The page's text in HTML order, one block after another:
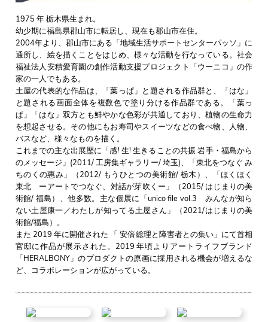
1975 年 栃木県生まれ。
幼少期に福島県郡山市に転居し、現在も郡山市在住。
2004年より、郡山市にある「地域生活サポートセンターパッソ」に
通所し、絵を描くことをはじめ、様々な活動を行なっている。社会
福祉法人安積愛育園の創作活動支援プロジェクト「ウーニコ」の作
家の一人でもある。
土屋の代表的な作品は、「葉っぱ」と題される作品群と、「はな」
と題される画面全体を複数色で塗り分ける作品群である。「葉っ
ぱ」「はな」双方とも鮮やかな色彩が共通しており、植物の生命力
を想起させる。その他にもお寿司やスイーツなどの食べ物、人物、
バスなど、様々なものを描く。
これまでの主な出展歴に「感! 生! 生きることの共振 岩手・福島から
のメッセージ」(2011/ 工房集ギャラリー/ 埼玉)、「東北をつなぐ み
ちのくの惠み」（2012/ もうひとつの美術館/ 栃木）、「ほくほく
東北 ーアートでつなぐ、対話が芽吹くー」（2015/ はじまりの美
術館/ 福島）、他多数。主な個展に「unico file vol.3 みんなが知ら
ない土屋康一／わたしが知ってる土屋さん」（2021/はじまりの美
術館/福島）。
また 2019 年に開催された 「 安倍総理と障害者との集い」にて首相
官邸に作品が展示された。2019 年頃よりアートライフブランド
「HERALBONY」のプロダクトの原画に採用される機会が増えるな
ど、コラボレーションが広がっている。